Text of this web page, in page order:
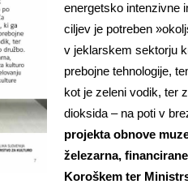
energetsko intenzivne
ciljev je potreben
v jeklarskem sektorju
prebojne tehnologije,
kot je zeleni vodik, ter
dioksida – na poti v
projekta obnove
železarna,
Koroškem ter